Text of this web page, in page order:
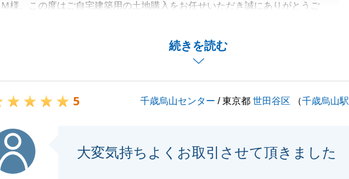
続きを読む
Ｍ様、この度はご自宅建築用の土地購入をお任せいただき誠にありがとうご
とても気に入ってくださったお気持ちに売主様が応えてくださり、良いご契
約になったこと、担当者としてとても嬉しく思っております。
いたこと、過去のご判断がＭ様のお住み替えを後押ししてくれたものです。
ただ、これからのサポートなど責任持って担当させていただきますので、こ
れからも安心してお住み替え計画を進めてください。
今はまだスタートライン、これからが最も大事ですので、引き続き全力でお
5 千歳烏山センター / 東京都世田谷区 （千歳烏山駅
大変気持ちよくお取引させて頂きました